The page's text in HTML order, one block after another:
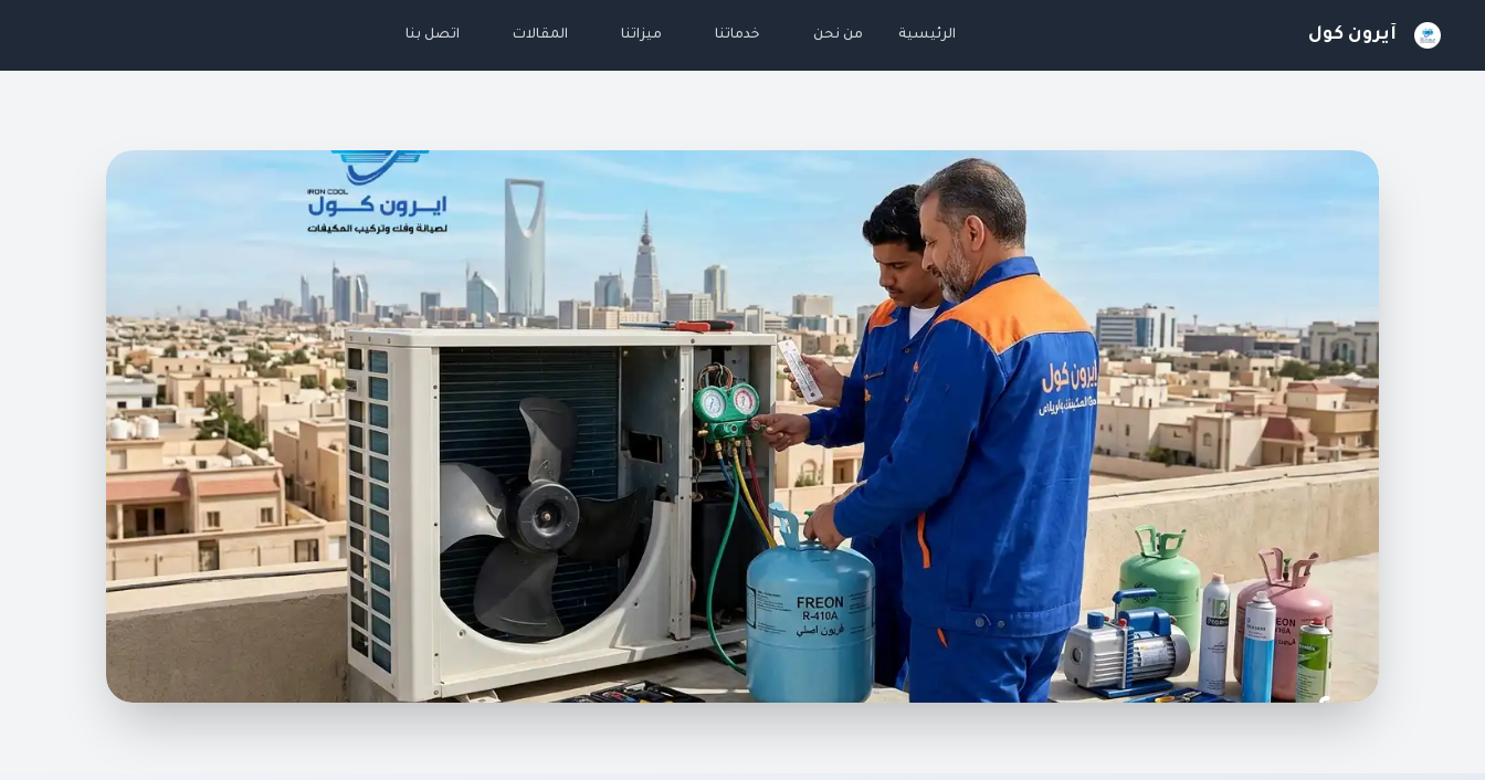
آيرون كول الرئيسية من نحن خدماتنا ميزاتنا المقالات اتصل بنا
أفضل شركة لتنظيف وشحن فريون مكيفات بالرياض